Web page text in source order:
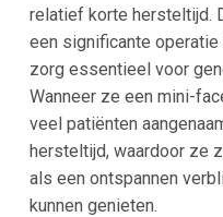
relatief korte hersteltijd.
een significante
zorg essentieel voor
Wanneer ze een mini-
veel patiënten
hersteltijd, waardoor ze
als een ontspannen
kunnen genieten.